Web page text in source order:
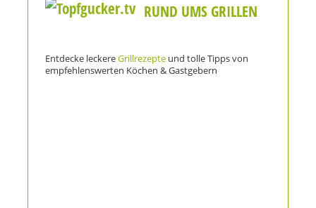
RUND UMS GRILLEN
Entdecke leckereGrillrezepte und tolle Tipps von
empfehlenswerten Köchen & Gastgebern